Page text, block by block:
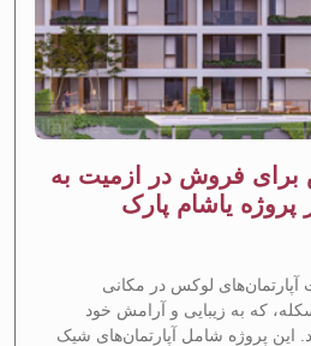
برای فروش در ازمیت به
یاشام پارک
آپارتمان‌های لوکس در مکانی
که به زیبایی و آرامش خود
پروژه شامل آپارتمان‌های شیک
منطقه با رشد سریع